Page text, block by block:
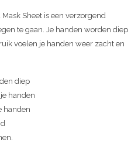
Sheet is een verzorgend
te gaan. Je handen worden diep
voelen je handen weer zacht en
diep
handen
handen